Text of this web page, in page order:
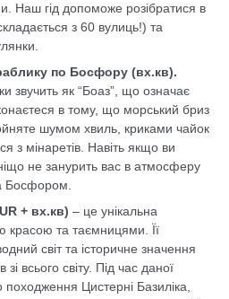
Наш гід допоможе розібратися в
з 60 вулиць!) та
по Босфору (вх.кв).
звучить як “Боаз”, що означає
в тому, що морський бриз
шумом хвиль, криками чайок
з мінаретів. Навіть якщо ви
не занурить вас в атмосферу
Босфором.
+ вх.кв) – це унікальна
красою та таємницями. Її
світ та історичне значення
всього світу. Під час даної
походження Цистерні Базиліка,